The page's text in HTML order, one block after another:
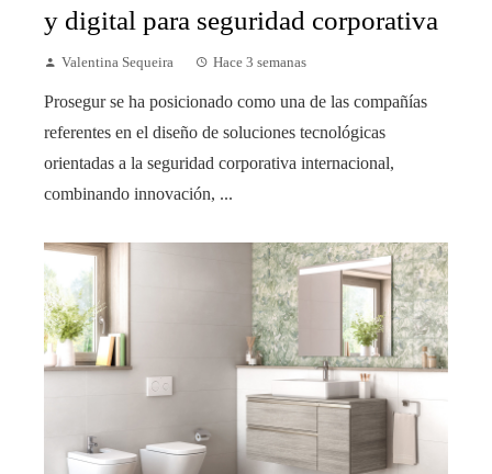
y digital para seguridad corporativa
Valentina Sequeira Hace 3 semanas
Prosegur se ha posicionado como una de las compañías
referentes en el diseño de soluciones tecnológicas
orientadas a la seguridad corporativa internacional,
combinando innovación, ...